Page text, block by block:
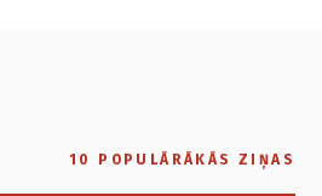
10 POPULĀRĀKĀS ZIŅAS